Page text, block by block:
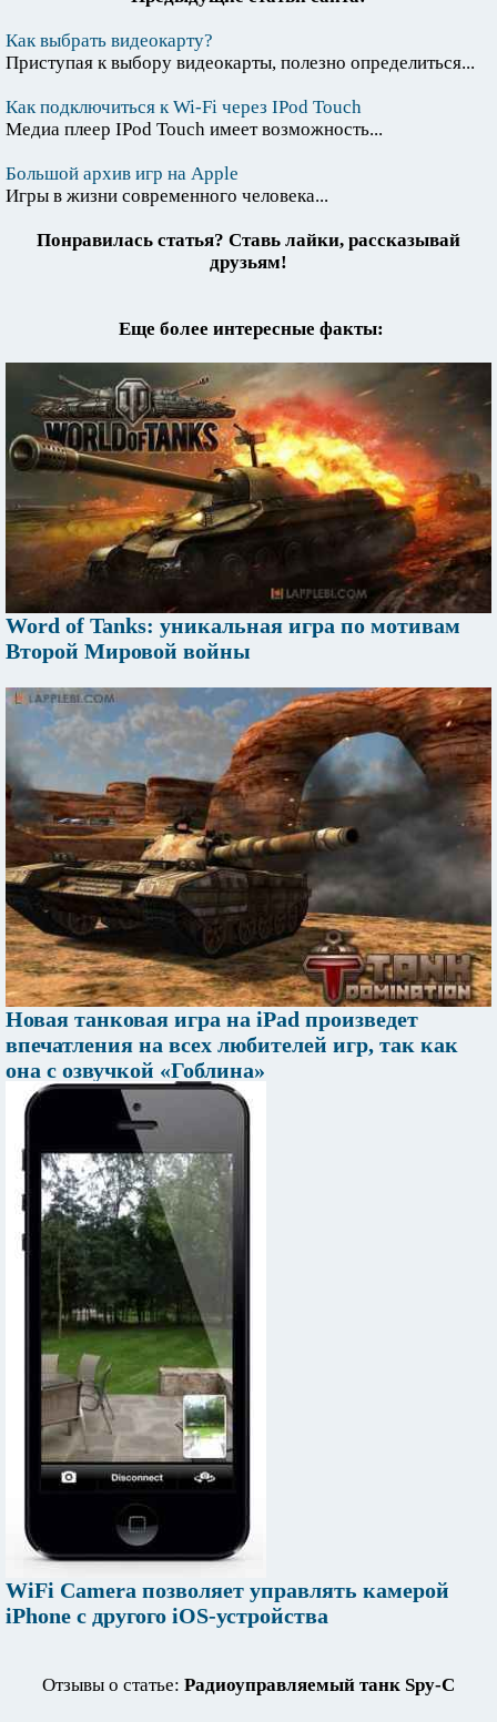
Как выбрать видеокарту?
Приступая к выбору видеокарты, полезно определиться...
Как подключиться к Wi-Fi через IPod Touch
Медиа плеер IPod Touch имеет возможность...
Большой архив игр на Apple
Игры в жизни современного человека...
Понравилась статья? Ставь лайки, рассказывай
друзьям!
Еще более интересные факты:
Word of Tanks: уникальная игра по мотивам
Второй Мировой войны
Новая танковая игра на iPad произведет
впечатления на всех любителей игр, так как
она с озвучкой «Гоблина»
WiFi Camera позволяет управлять камерой
iPhone с другого iOS-устройства
Отзывы о статье: Радиоуправляемый танк Spy-C